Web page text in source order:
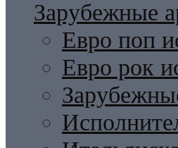
Зарубежные
Евро поп
Евро рок